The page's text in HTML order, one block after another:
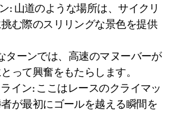
: 山道のような場所は、サイクリ
む際のスリリングな景色を提供
ターンでは、高速のマヌーバーが
って興奮をもたらします。
イン: ここはレースのクライマッ
が最初にゴールを越える瞬間を